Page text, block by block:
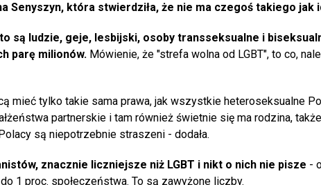
Senyszyn, która stwierdziła, że nie ma czegoś takiego jak
to są ludzie, geje, lesbijski, osoby transseksualne i
parę milionów. Mówienie, że "strefa wolna od LGBT", to co,
mieć tylko takie sama prawa, jak wszystkie heteroseksualne
partnerskie i tam również świetnie się ma rodzina,
są niepotrzebnie straszeni - dodała.
znacznie liczniejsze niż LGBT i nikt o nich nie pisze -
1 proc. społeczeństwa. To są zawyżone liczby.